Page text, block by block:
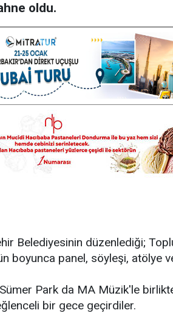
oldu.
Belediyesinin düzenlediği;
boyunca panel, söyleşi, atölye
Park da MA Müzik'le
bir gece geçirdiler.